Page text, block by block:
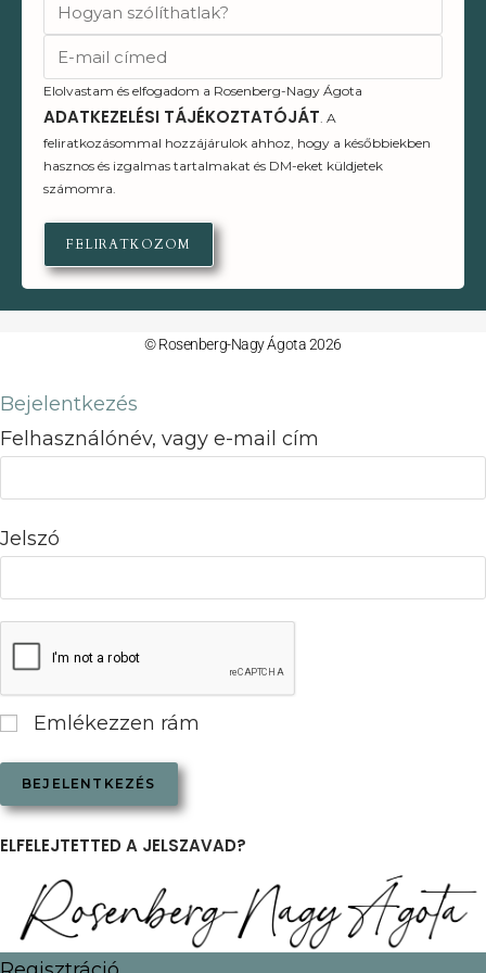
Elolvastam és elfogadom a Rosenberg-Nagy Ágota
ADATKEZELÉSI TÁJÉKOZTATÓJÁT . A
feliratkozásommal hozzájárulok ahhoz, hogy a későbbiekben
hasznos és izgalmas tartalmakat és DM-eket küldjetek
számomra.
FELIRATKOZOM
© Rosenberg-Nagy Ágota 2026
Bejelentkezés
Felhasználónév, vagy e-mail cím
Jelszó
Emlékezzen rám
ELFELEJTETTED A JELSZAVAD?